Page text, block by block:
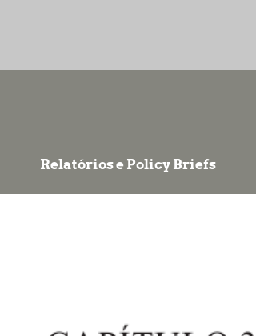
Relatórios e Policy Briefs